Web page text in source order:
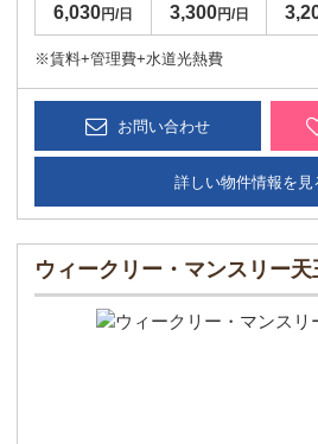
6,030円/日 3,300円/日
※賃料+管理費+水道光熱費
お問い合わせ
詳しい物件情報を見
ウィークリー・マンスリー天